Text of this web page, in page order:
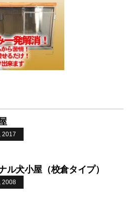
2017
ル犬小屋（校倉タイプ）
2008